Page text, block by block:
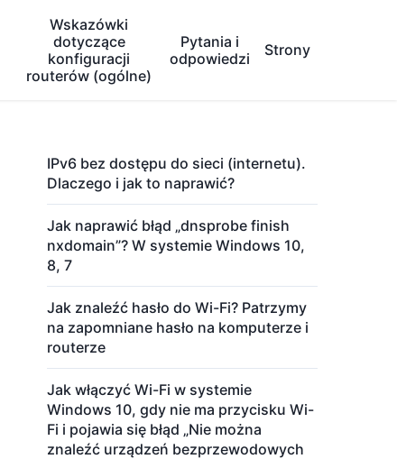
Wskazówki
dotyczące
konfiguracji
routerów (ogólne)
Pytania i
odpowiedzi
Strony
IPv6 bez dostępu do sieci (internetu).
Dlaczego i jak to naprawić?
Jak naprawić błąd „dnsprobe finish
nxdomain”? W systemie Windows 10,
8, 7
Jak znaleźć hasło do Wi-Fi? Patrzymy
na zapomniane hasło na komputerze i
routerze
Jak włączyć Wi-Fi w systemie
Windows 10, gdy nie ma przycisku Wi-
Fi i pojawia się błąd „Nie można
znaleźć urządzeń bezprzewodowych